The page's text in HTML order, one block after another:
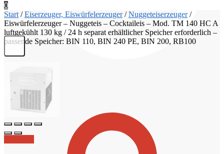
0,00
0
Start /Eiserzeuger, Eiswürfelerzeuger/Nuggeteiserzeuger/
Eiswürfelerzeuger – Nuggeteis – Cocktaileis – Mod. TM 140 HC A
luftgekühlt 130 kg / 24 h separat erhältlicher Speicher erforderlich –
passende Speicher: BIN 110, BIN 240 PE, BIN 200, RB100